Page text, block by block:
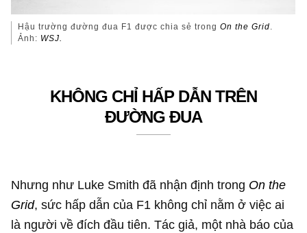
Hậu trường đường đua F1 được chia sẻ trongOn the Grid.
Ảnh: WSJ.
KHÔNG CHỈ HẤP DẪN TRÊN
ĐƯỜNG ĐUA
Nhưng như Luke Smith đã nhận định trong On the
Grid, sức hấp dẫn của F1 không chỉ nằm ở việc ai
là người về đích đầu tiên. Tác giả, một nhà báo của